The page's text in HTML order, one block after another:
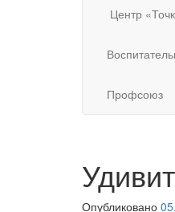
Центр
Профсоюз
Опубликовано